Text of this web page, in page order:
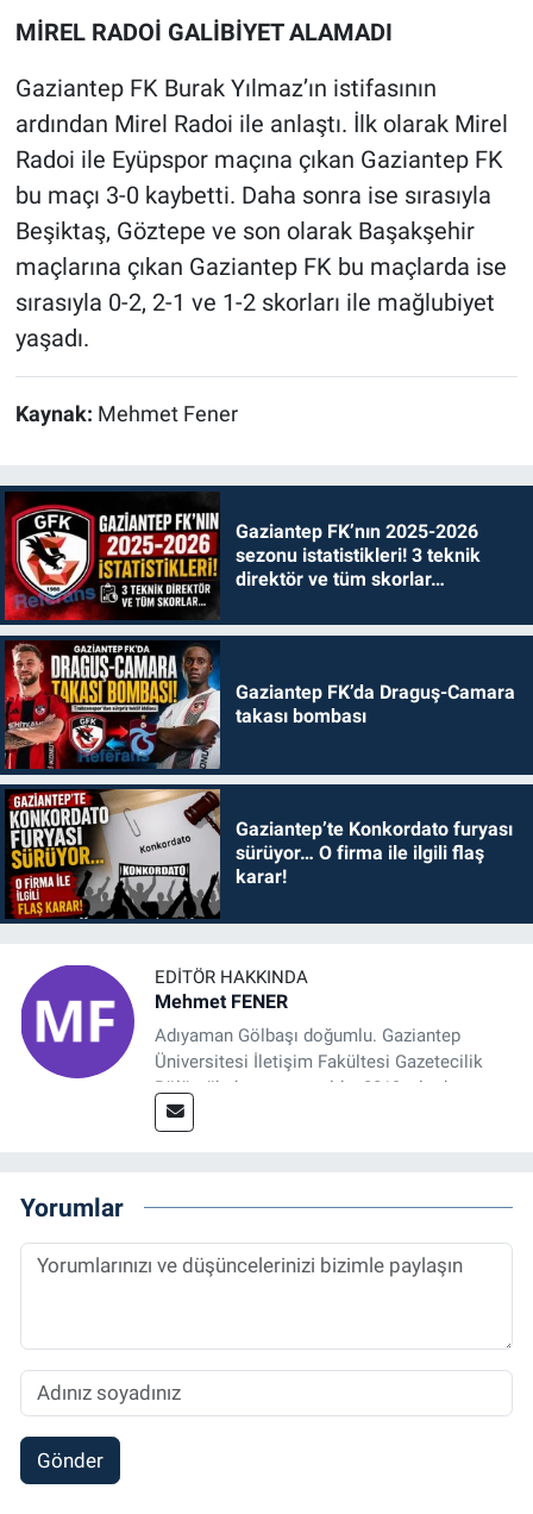
MİREL RADOİ GALİBİYET ALAMADI
Gaziantep FK Burak Yılmaz’ın istifasının
ardından Mirel Radoi ile anlaştı. İlk olarak Mirel
Radoi ile Eyüpspor maçına çıkan Gaziantep FK
bu maçı 3-0 kaybetti. Daha sonra ise sırasıyla
Beşiktaş, Göztepe ve son olarak Başakşehir
maçlarına çıkan Gaziantep FK bu maçlarda ise
sırasıyla 0-2, 2-1 ve 1-2 skorları ile mağlubiyet
yaşadı.
Kaynak: Mehmet Fener
Gaziantep FK’nın 2025-2026
sezonu istatistikleri! 3 teknik
direktör ve tüm skorlar…
Gaziantep FK’da Draguş-Camara
takası bombası
Gaziantep’te Konkordato furyası
sürüyor… O firma ile ilgili flaş
karar!
EDITÖR HAKKINDA
Mehmet FENER
Adıyaman Gölbaşı doğumlu. Gaziantep
Üniversitesi İletişim Fakültesi Gazetecilik
Bölümü’nden mezun oldu. 2019 yılında
başladığı gazetecilik mesleğinde, muhabir,
Sorumlu Haber Editörü' olarak devam
etmektedir.
Yorumlar
Gönder